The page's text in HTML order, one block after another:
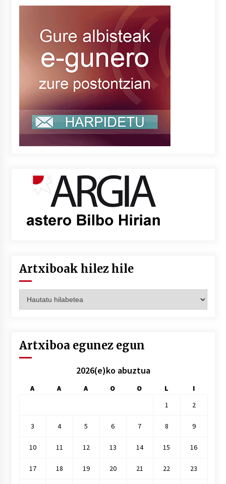
Artxiboak hilez hile
hilez
Artxiboa egunez egun
2026(e)ko abuztua
A A A O O L
I
1
2
3 4 5 6 7 8 9
10 11 12 13 14 15 16
17 18 19 20 21 22 23